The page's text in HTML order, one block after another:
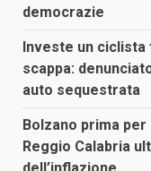
democrazie
Investe un ciclista
scappa:
auto sequestrata
Bolzano prima
Reggio Calabria
dell’inflazione